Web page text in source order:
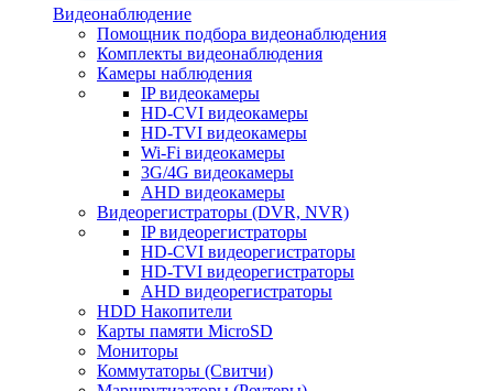
Видеонаблюдение
Помощник подбора видеонаблюдения
Комплекты видеонаблюдения
Камеры наблюдения
IP видеокамеры
HD-CVI видеокамеры
HD-TVI видеокамеры
Wi-Fi видеокамеры
3G/4G видеокамеры
AHD видеокамеры
Видеорегистраторы (DVR, NVR)
IP видеорегистраторы
HD-CVI видеорегистраторы
HD-TVI видеорегистраторы
AHD видеорегистраторы
HDD Накопители
Карты памяти MicroSD
Мониторы
Коммутаторы (Свитчи)